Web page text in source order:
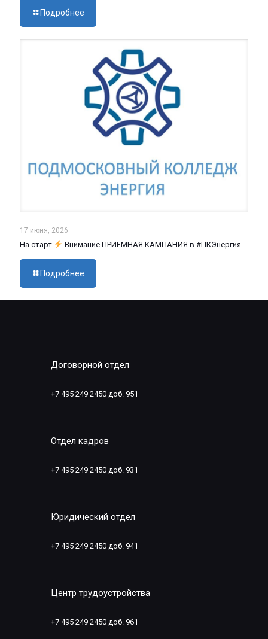
Подробнее
17 июня, 2026
На старт Внимание ПРИЕМНАЯ КАМПАНИЯ в #ПКЭнергия
Подробнее
Договорной отдел
+7 495 249 2450 доб. 951
Отдел кадров
+7 495 249 2450 доб. 931
Юридический отдел
+7 495 249 2450 доб. 941
Центр трудоустройства
+7 495 249 2450 доб. 961